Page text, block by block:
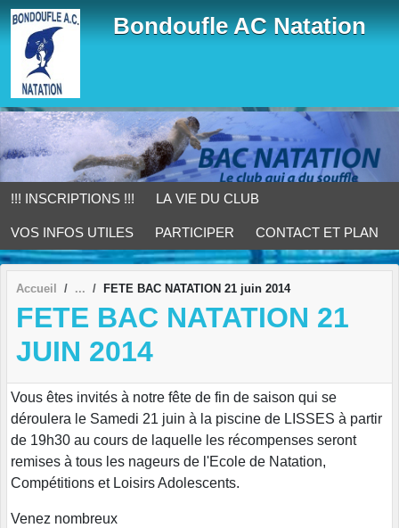
Bondoufle AC Natation
!!! INSCRIPTIONS !!! LA VIE DU CLUB
VOS INFOS UTILES PARTICIPER CONTACT ET PLAN
Accueil FETE BAC NATATION 21 juin 2014
FETE BAC NATATION 21
JUIN 2014
Vous êtes invités à notre fête de fin de saison qui se
déroulera le Samedi 21 juin à la piscine de LISSES à partir
de 19h30 au cours de laquelle les récompenses seront
remises à tous les nageurs de l'Ecole de Natation,
Compétitions et Loisirs Adolescents.
Venez nombreux
Panneau de gestion des cookies